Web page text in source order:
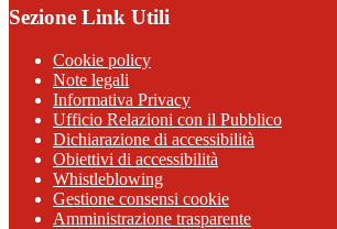
Sezione Link Utili
Cookie policy
Note legali
Informativa Privacy
Ufficio Relazioni con il Pubblico
Dichiarazione di accessibilità
Obiettivi di accessibilità
Whistleblowing
Gestione consensi cookie
Amministrazione trasparente